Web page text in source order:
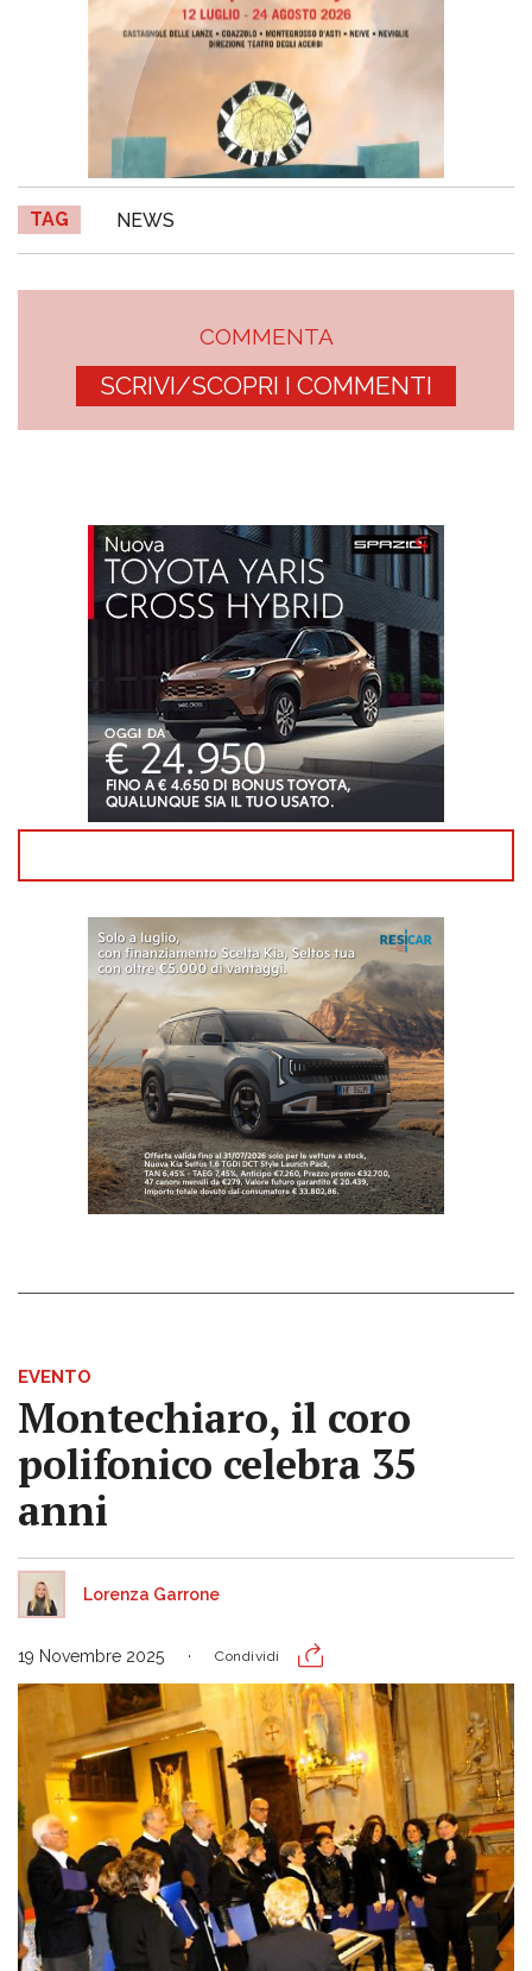
TAG NEWS
COMMENTA
SCRIVI/SCOPRI I COMMENTI
EVENTO
Montechiaro, il coro
polifonico celebra 35
anni
Lorenza Garrone
19 Novembre 2025 Condividi